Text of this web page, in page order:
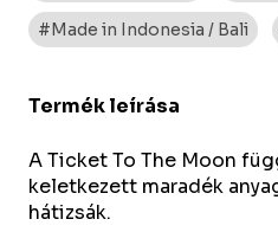
#Made in Indonesia / Bali
Termék leírása
A Ticket To The Moon
keletkezett maradék
hátizsák.